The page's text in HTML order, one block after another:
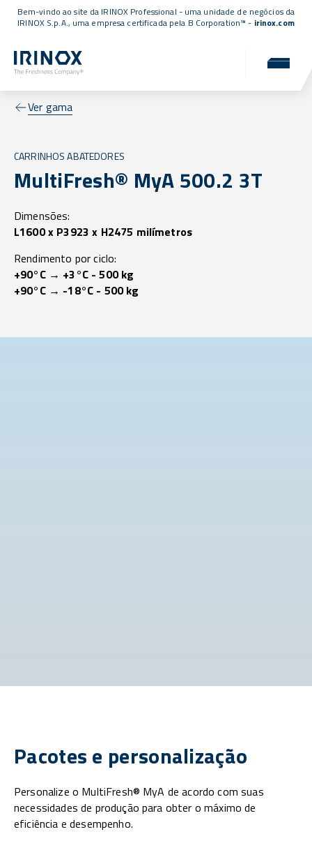
Bem-vindo ao site da IRINOX Professional - uma unidade de negócios da
IRINOX S.p.A., uma empresa certificada pela B Corporation™ - irinox.com
Ver gama
CARRINHOS ABATEDORES
MultiFresh® MyA 500.2 3T
Dimensões:
L1600 x P3923 x H2475 milímetros
Rendimento por ciclo:
+90°C → +3°C - 500 kg
+90°C → -18°C - 500 kg
Pacotes e personalização
Personalize o MultiFresh® MyA de acordo com suas
necessidades de produção para obter o máximo de
eficiência e desempenho.